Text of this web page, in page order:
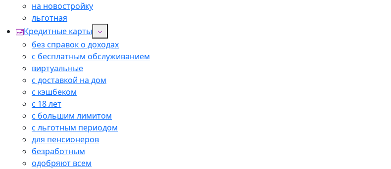
на новостройку
льготная
Кредитные карты
без справок о доходах
с бесплатным обслуживанием
виртуальные
с доставкой на дом
с кэшбеком
с 18 лет
с большим лимитом
с льготным периодом
для пенсионеров
безработным
одобряют всем